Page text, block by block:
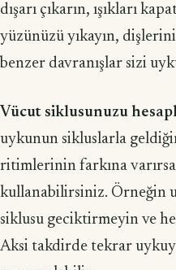
dışarı çıkarın, ışıkları
yüzünüzü yıkayın,
benzer davranışlar sizi
Vücut siklusunuzu
uykunun sikluslarla
ritimlerinin farkına
kullanabilirsiniz. Örneğin
siklusu geciktirmeyin ve
Aksi takdirde tekrar